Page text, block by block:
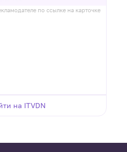
по ссылке на карточке
на ITVDN